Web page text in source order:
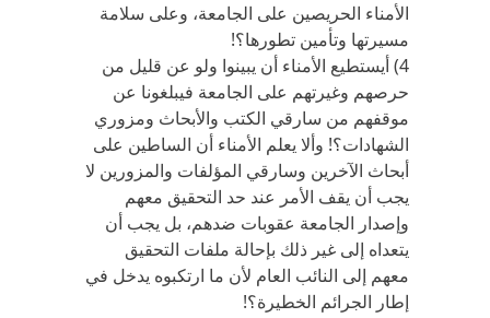
الأمناء الحريصين على الجامعة، وعلى سلامة
مسيرتها وتأمين تطورها؟!
4) أيستطيع الأمناء أن يبينوا ولو عن قليل من
حرصهم وغيرتهم على الجامعة فيبلغونا عن
موقفهم من سارقي الكتب والأبحاث ومزوري
الشهادات؟! وألا يعلم الأمناء أن الساطين على
أبحاث الآخرين وسارقي المؤلفات والمزورين لا
يجب أن يقف الأمر عند حد التحقيق معهم
وإصدار الجامعة عقوبات ضدهم، بل يجب أن
يتعداه إلى غير ذلك بإحالة ملفات التحقيق
معهم إلى النائب العام لأن ما ارتكبوه يدخل في
إطار الجرائم الخطيرة؟!